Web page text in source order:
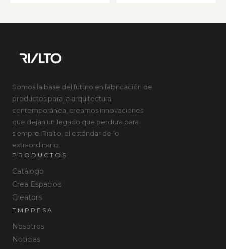
Somos la base del futuro en fabricación de
productos para la arquitectura
contemporánea, creamos innovaciones
que dejan un legado que perdura para
siempre. Rialto, el estándar de lo
extraordinario.
PRODUCTOS
Catálogo
Crea Espacios
Creators
EMPRESA
Nosotros
Noticias